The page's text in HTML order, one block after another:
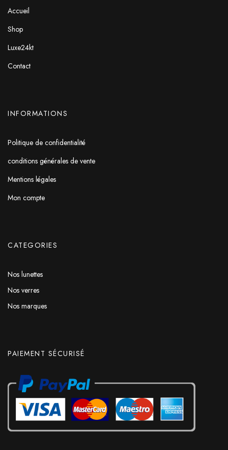
Accueil
Shop
Luxe24kt
Contact
INFORMATIONS
Politique de confidentialité
conditions générales de vente
Mentions légales
Mon compte
CATEGORIES
Nos lunettes
Nos verres
Nos marques
PAIEMENT SÉCURISÉ